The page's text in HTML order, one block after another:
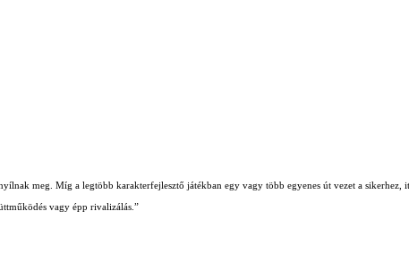
meg. Míg a legtöbb karakterfejlesztő játékban egy vagy több egyenes út vezet a
vagy épp rivalizálás.”